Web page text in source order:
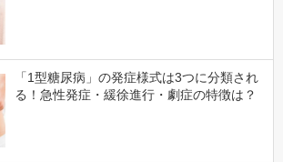
「1型糖尿病」の発症様式は3つに分類され
る！急性発症・緩徐進行・劇症の特徴は？